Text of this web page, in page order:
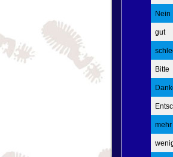
Nein
gut
Bitte
mehr